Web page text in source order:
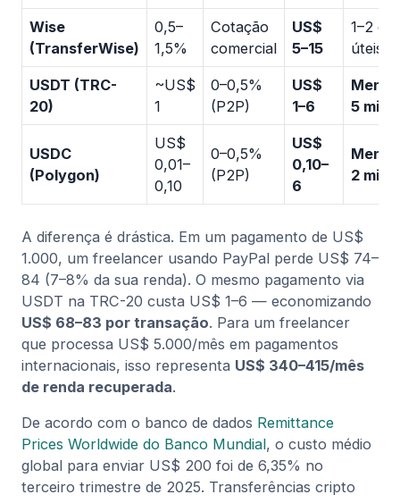
Wise
(TransferWise)
0,5–
1,5%
Cotação
comercial
US$
5–15
1–2
úteis
USDT (TRC-
20)
~US$
1
0–0,5%
(P2P)
US$
1–6
5
USDC
(Polygon)
US$
0,01–
0,10
0–0,5%
(P2P)
US$
0,10–
6
2
A diferença é drástica. Em um pagamento de US$
1.000, um freelancer usando PayPal perde US$ 74–
84 (7–8% da sua renda). O mesmo pagamento via
USDT na TRC-20 custa US$ 1–6 — economizando
US$ 68–83 por transação. Para um freelancer
que processa US$ 5.000/mês em pagamentos
internacionais, isso representa US$ 340–415/mês
de renda recuperada.
De acordo com o banco de dados Remittance
Prices Worldwide do Banco Mundial, o custo médio
global para enviar US$ 200 foi de 6,35% no
terceiro trimestre de 2025. Transferências cripto